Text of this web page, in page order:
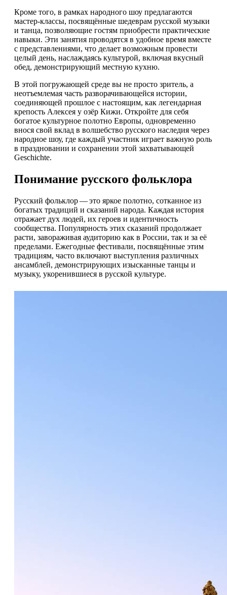
Кроме того, в рамках народного шоу предлагаются
мастер-классы, посвящённые шедеврам русской музыки
и танца, позволяющие гостям приобрести практические
навыки. Эти занятия проводятся в удобное время вместе
с представлениями, что делает возможным провести
целый день, наслаждаясь культурой, включая вкусный
обед, демонстрирующий местную кухню.
В этой погружающей среде вы не просто зритель, а
неотъемлемая часть разворачивающейся истории,
соединяющей прошлое с настоящим, как легендарная
крепость Алексея у озёр Кижи. Откройте для себя
богатое культурное полотно Европы, одновременно
внося свой вклад в волшебство русского наследия через
народное шоу, где каждый участник играет важную роль
в праздновании и сохранении этой захватывающей
Geschichte.
Понимание русского фольклора
Русский фольклор — это яркое полотно, сотканное из
богатых традиций и сказаний народа. Каждая история
отражает дух людей, их героев и идентичность
сообщества. Популярность этих сказаний продолжает
расти, завораживая аудиторию как в России, так и за её
пределами. Ежегодные фестивали, посвящённые этим
традициям, часто включают выступления различных
ансамблей, демонстрирующих изысканные танцы и
музыку, укоренившиеся в русской культуре.